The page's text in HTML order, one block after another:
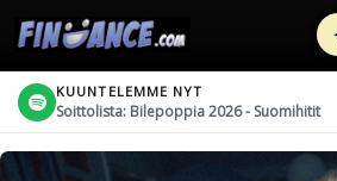
KUUNTELEMME NYT
Soittolista: Bilepoppia 2026 - Suomihitit